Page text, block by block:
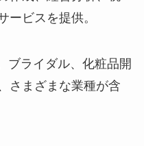
ービスを提供。
ブライダル、化粧品開
さまざまな業種が含